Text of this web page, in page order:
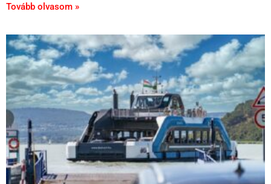
Tovább olvasom »